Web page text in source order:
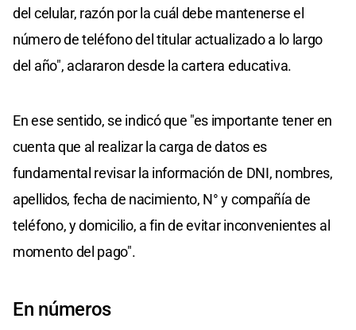
del celular, razón por la cuál debe mantenerse el
número de teléfono del titular actualizado a lo largo
del año", aclararon desde la cartera educativa.
En ese sentido, se indicó que "es importante tener en
cuenta que al realizar la carga de datos es
fundamental revisar la información de DNI, nombres,
apellidos, fecha de nacimiento, N° y compañía de
teléfono, y domicilio, a fin de evitar inconvenientes al
momento del pago".
En números